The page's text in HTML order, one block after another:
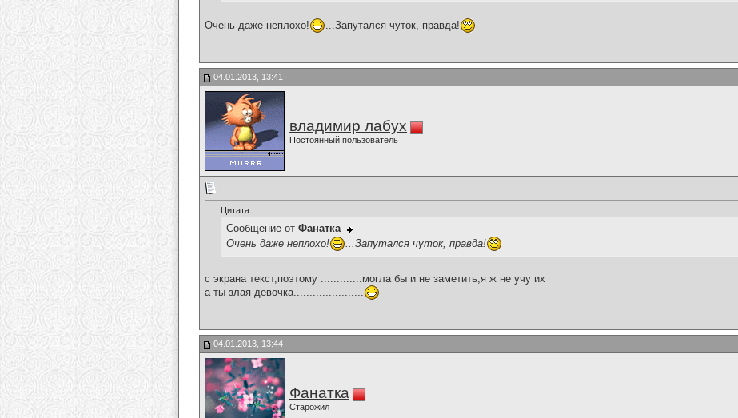
Очень даже неплохо! ...Запутался чуток, правда!
04.01.2013, 13:41
владимир лабух
Постоянный пользователь
Цитата:
Сообщение от Фанатка
Очень даже неплохо!
...Запутался чуток, правда!
с экрана текст,поэтому .............могла бы и не заметить,я ж не учу их
а ты злая девочка......................
04.01.2013, 13:44
Фанатка
Старожил